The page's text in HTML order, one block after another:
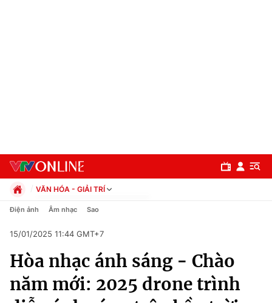
Chuyên mục
Chính trị
VĂN HÓA - GIẢI TRÍ
Chính trị
Pháp luật
Kinh tế
Thể thao
Truyền hình
Điện ảnh Âm nhạc Sao
15/01/2025 11:44 GMT+7
Hòa nhạc ánh sáng - Chào
năm mới: 2025 drone trình